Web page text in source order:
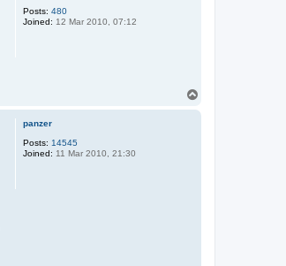
Posts: 480
Joined: 12 Mar 2010, 07:12
panzer
Posts: 14545
Joined: 11 Mar 2010, 21:30